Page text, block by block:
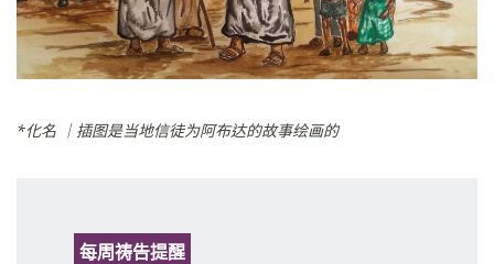
*化名 ｜ 插图是当地信徒为阿布达的故事绘画的
每周祷告提醒